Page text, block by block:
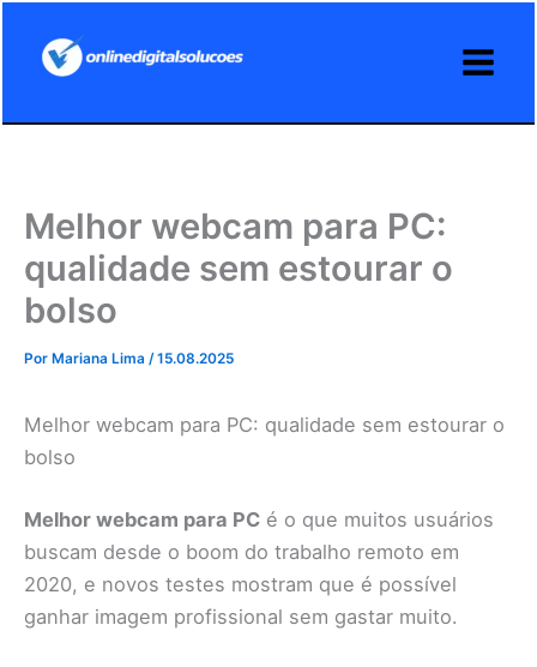
Melhor webcam para PC:
qualidade sem estourar o
bolso
Por Mariana Lima /15.08.2025
Melhor webcam para PC: qualidade sem estourar o
bolso
Melhor webcam para PC é o que muitos usuários
buscam desde o boom do trabalho remoto em
2020, e novos testes mostram que é possível
ganhar imagem profissional sem gastar muito.